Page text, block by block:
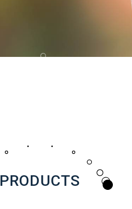
PRODUCTS